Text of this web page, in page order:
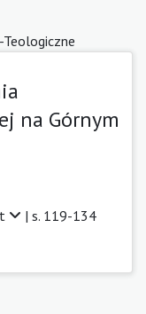
na Górnym
| s. 119-134